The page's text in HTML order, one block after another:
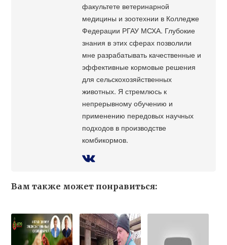
факультете ветеринарной
медицины и зоотехнии в Колледже
Федерации РГАУ МСХА. Глубокие
знания в этих сферах позволили
мне разрабатывать качественные и
эффективные кормовые решения
для сельскохозяйственных
животных. Я стремлюсь к
непрерывному обучению и
применению передовых научных
подходов в производстве
комбикормов.
Вам также может понравиться: